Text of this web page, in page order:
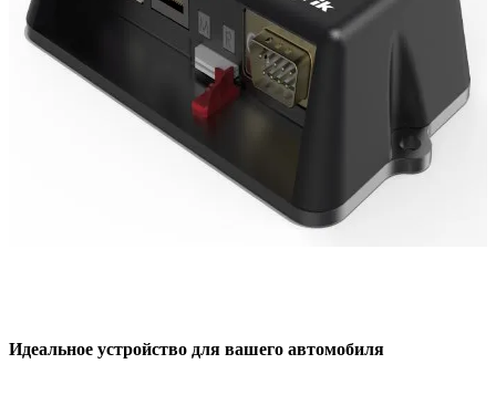
Идеальное устройство для вашего автомобиля